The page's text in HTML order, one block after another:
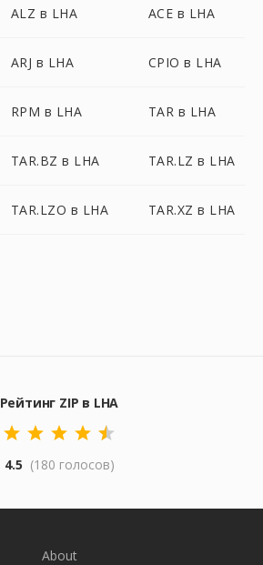
ALZ в LHA ACE в LHA
ARJ в LHA CPIO в LHA
RPM в LHA TAR в LHA
TAR.BZ в LHA TAR.LZ в LHA
TAR.LZO в LHA TAR.XZ в LHA
Рейтинг ZIP в LHA
4.5 (180 голосов)
About